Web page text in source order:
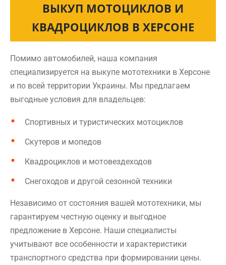
ВЫКУП МОТОЦИКЛОВ И
КВАДРОЦИКЛОВ В ХЕРСОНЕ
Помимо автомобилей, наша компания
специализируется на выкупе мототехники в Херсоне
и по всей территории Украины. Мы предлагаем
выгодные условия для владельцев:
Спортивных и туристических мотоциклов
Скутеров и мопедов
Квадроциклов и мотовездеходов
Снегоходов и другой сезонной техники
Независимо от состояния вашей мототехники, мы
гарантируем честную оценку и выгодное
предложение в Херсоне. Наши специалисты
учитывают все особенности и характеристики
транспортного средства при формировании цены.